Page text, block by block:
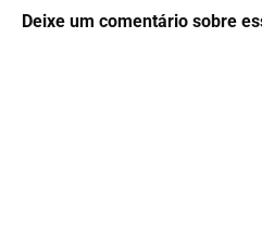
Deixe um comentário sobre